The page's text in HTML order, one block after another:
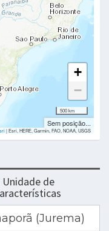
+
−
500 km
Sem posição...
|Esri, HERE, Garmin, FAO, NOAA, USGS
de
(Jurema)